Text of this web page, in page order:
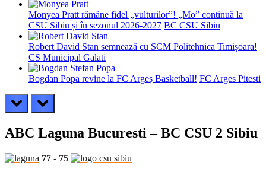
Monyea Pratt rămâne fidel „vulturilor”! „Mo” continuă la
CSU Sibiu și în sezonul 2026-2027 BC CSU Sibiu
Robert David Stan semnează cu SCM Politehnica Timișoara!
CS Municipal Galati
Bogdan Popa revine la FC Argeș Basketball! FC Arges Pitesti
prev next
ABC Laguna Bucuresti – BC CSU 2 Sibiu
77 - 75